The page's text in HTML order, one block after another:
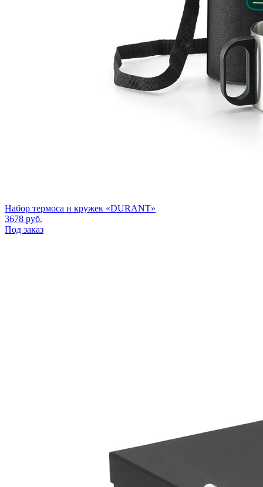
Набор термоса и кружек «DURANT»
3678 руб.
Под заказ